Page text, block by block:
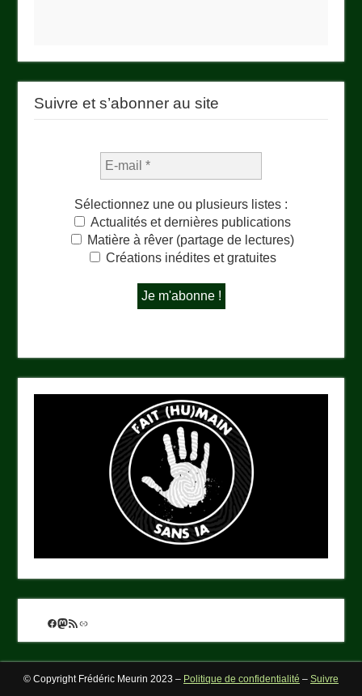
Suivre et s’abonner au site
Sélectionnez une ou plusieurs listes :
Actualités et dernières publications
Matière à rêver (partage de lectures)
Créations inédites et gratuites
Facebook
Mastodon
Flux RSS
Lien
© Copyright Frédéric Meurin 2023 – Politique de confidentialité – Suivre